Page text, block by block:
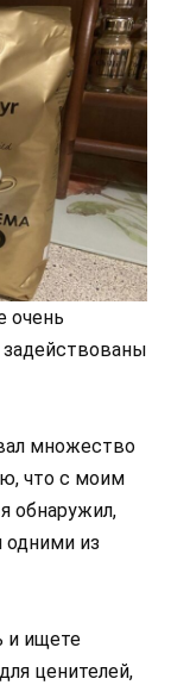
очень
множество
что с моим
обнаружил,
одними из
и ищете
ценителей,